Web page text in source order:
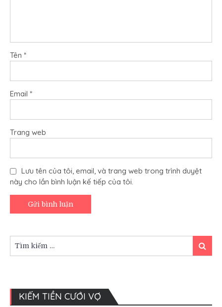
Tên *
Email *
Trang web
Lưu tên của tôi, email, và trang web trong trình duyệt
này cho lần bình luận kế tiếp của tôi.
kiếm:
Tìm
kiếm
KIẾM TIỀN CƯỚI VỢ